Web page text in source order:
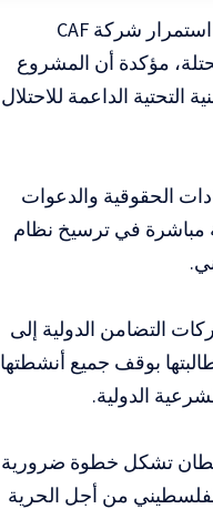
المسار :أدانت دائرة المقاطعة في الجبهة الديمقراطية لتحرير فلسطين استمرار شركة CAF
مؤكدة أن المشروع
التحتية الداعمة للاحتلال
الحقوقية والدعوات
مباشرة في ترسيخ نظام
التضامن الدولية إلى
بوقف جميع أنشطتها
الدولية.
تشكل خطوة ضرورية
من أجل الحرية